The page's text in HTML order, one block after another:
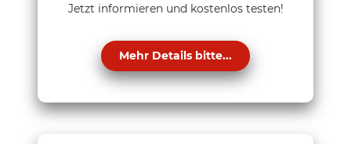
Jetzt informieren und kostenlos testen!
Mehr Details bitte...